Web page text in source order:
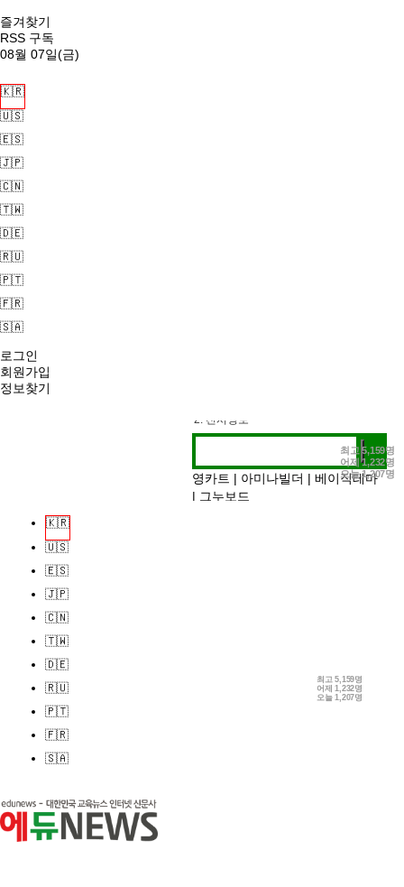
즐겨찾기
RSS 구독
08월 07일(금)
🇰🇷
🇺🇸
🇪🇸
🇯🇵
🇨🇳
🇹🇼
🇩🇪
🇷🇺
🇵🇹
🇫🇷
🇸🇦
로그인
회원가입
정보찾기
최고 5,159명
어제1,232명
오늘1,207명
1. 추천검색어
3. 작가인터뷰
영카트 | 아미나빌더 | 베이직테마
| 그누보드
🇰🇷
🇺🇸
🇪🇸
🇯🇵
🇨🇳
🇹🇼
🇩🇪
🇷🇺
🇵🇹
🇫🇷
🇸🇦
최고5,159명
어제1,232명
오늘1,207명